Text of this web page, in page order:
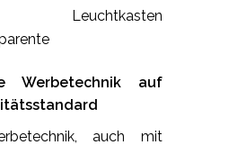
Werbetechnik auf
auch mit